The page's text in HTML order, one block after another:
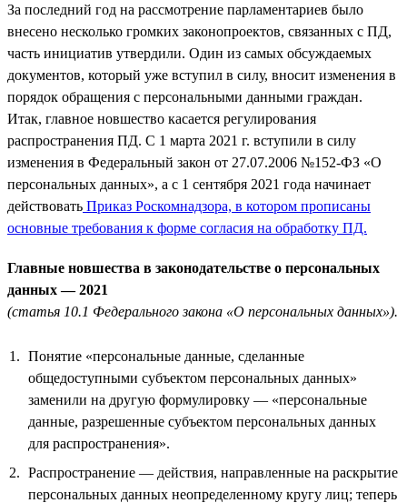
За последний год на рассмотрение парламентариев было
внесено несколько громких законопроектов, связанных с ПД,
часть инициатив утвердили. Один из самых обсуждаемых
документов, который уже вступил в силу, вносит изменения в
порядок обращения с персональными данными граждан.
Итак, главное новшество касается регулирования
распространения ПД. С 1 марта 2021 г. вступили в силу
изменения в Федеральный закон от 27.07.2006 №152-ФЗ «О
персональных данных», а с 1 сентября 2021 года начинает
действовать Приказ Роскомнадзора, в котором прописаны
основные требования к форме согласия на обработку ПД.
Главные новшества в законодательстве о персональных
данных — 2021
(статья 10.1 Федерального закона «О персональных данных»).
Понятие «персональные данные, сделанные
общедоступными субъектом персональных данных»
заменили на другую формулировку — «персональные
данные, разрешенные субъектом персональных данных
для распространения».
Распространение — действия, направленные на раскрытие
персональных данных неопределенному кругу лиц; теперь